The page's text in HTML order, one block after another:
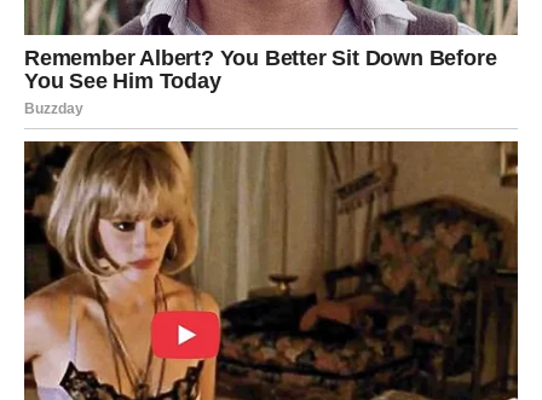
vezana za posao, ljubavni odnos, preseljenje ili promjenu
životnog pravca.
Problem neće biti u nedostatku mogućnosti. Naprotiv.
Ribe će imati više opcija nego inače, ali će se plašiti da ne
naprave pogrešan korak.
Zvijezde im savjetuju da ne dozvole strahu da upravlja
njihovim odlukama.
U ljubavi će također biti mnogo razmišljanja. Neke Ribe
će se pitati da li su uz pravu osobu, dok će druge
pokušavati da shvate šta zaista žele od budućeg